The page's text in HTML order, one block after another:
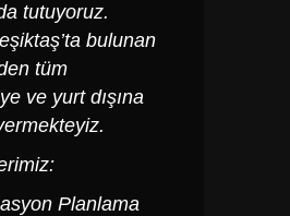
tutuyoruz.
bulunan
tüm
ve yurt dışına
Planlama